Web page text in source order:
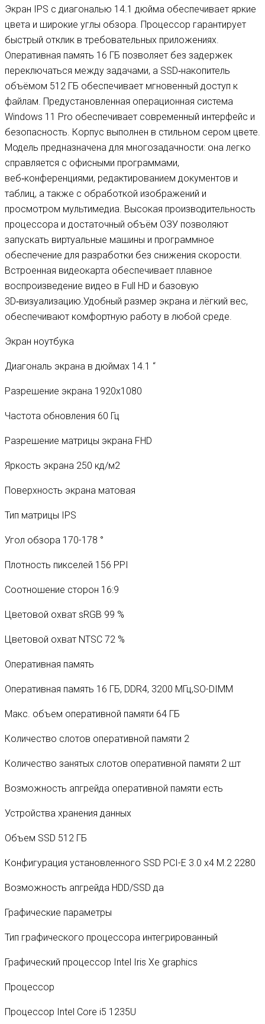
Экран IPS с диагональю 14.1 дюйма обеспечивает яркие
цвета и широкие углы обзора. Процессор гарантирует
быстрый отклик в требовательных приложениях.
Оперативная память 16 ГБ позволяет без задержек
переключаться между задачами, а SSD‑накопитель
объёмом 512 ГБ обеспечивает мгновенный доступ к
файлам. Предустановленная операционная система
Windows 11 Pro обеспечивает современный интерфейс и
безопасность. Корпус выполнен в стильном сером цвете.
Модель предназначена для многозадачности: она легко
справляется с офисными программами,
веб‑конференциями, редактированием документов и
таблиц, а также с обработкой изображений и
просмотром мультимедиа. Высокая производительность
процессора и достаточный объём ОЗУ позволяют
запускать виртуальные машины и программное
обеспечение для разработки без снижения скорости.
Встроенная видеокарта обеспечивает плавное
воспроизведение видео в Full HD и базовую
3D‑визуализацию.Удобный размер экрана и лёгкий вес,
обеспечивают комфортную работу в любой среде.
Экран ноутбука
Диагональ экрана в дюймах 14.1 “
Разрешение экрана 1920х1080
Частота обновления 60 Гц
Разрешение матрицы экрана FHD
Яркость экрана 250 кд/м2
Поверхность экрана матовая
Тип матрицы IPS
Угол обзора 170-178 °
Плотность пикселей 156 PPI
Соотношение сторон 16:9
Цветовой охват sRGB 99 %
Цветовой охват NTSC 72 %
Оперативная память
Оперативная память 16 ГБ, DDR4, 3200 МГц,SO-DIMM
Макс. объем оперативной памяти 64 ГБ
Количество слотов оперативной памяти 2
Количество занятых слотов оперативной памяти 2 шт
Возможность апгрейда оперативной памяти есть
Устройства хранения данных
Объем SSD 512 ГБ
Конфигурация установленного SSD PCI-E 3.0 x4 M.2 2280
Возможность апгрейда HDD/SSD да
Графические параметры
Тип графического процессора интегрированный
Графический процессор Intel Iris Xe graphics
Процессор
Процессор Intel Core i5 1235U